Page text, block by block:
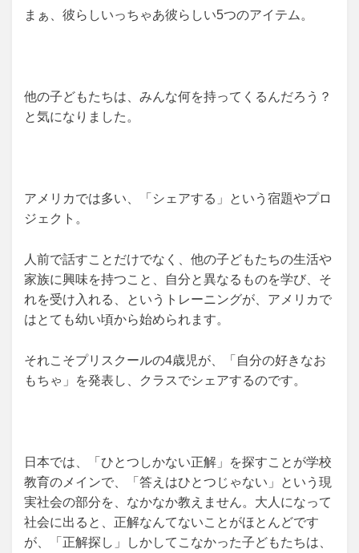
まぁ、彼らしいっちゃあ彼らしい5つのアイテム。
他の子どもたちは、みんな何を持ってくるんだろう？
と気になりました。
アメリカでは多い、「シェアする」という宿題やプロ
ジェクト。
人前で話すことだけでなく、他の子どもたちの生活や
家族に興味を持つこと、自分と異なるものを学び、そ
れを受け入れる、というトレーニングが、アメリカで
はとても幼い頃から始められます。
それこそプリスクールの4歳児が、「自分の好きなお
もちゃ」を発表し、クラスでシェアするのです。
日本では、「ひとつしかない正解」を探すことが学校
教育のメインで、「答えはひとつじゃない」という現
実社会の部分を、なかなか教えません。大人になって
社会に出ると、正解なんてないことがほとんどです
が、「正解探し」しかしてこなかった子どもたちは、